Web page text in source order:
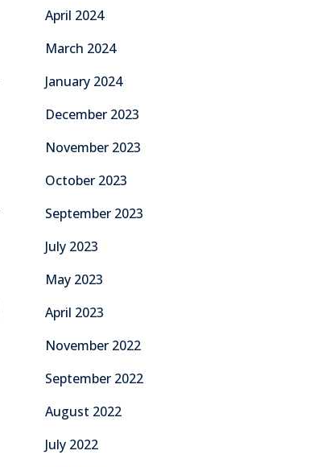
April 2024
March 2024
January 2024
December 2023
November 2023
October 2023
September 2023
July 2023
May 2023
April 2023
November 2022
September 2022
August 2022
July 2022